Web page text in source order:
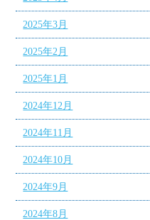
2025年3月
2025年2月
2025年1月
2024年12月
2024年11月
2024年10月
2024年9月
2024年8月